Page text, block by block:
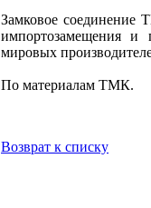
Замковое
импортозамещения и
мировых
По материалам ТМК.
Возврат к списку